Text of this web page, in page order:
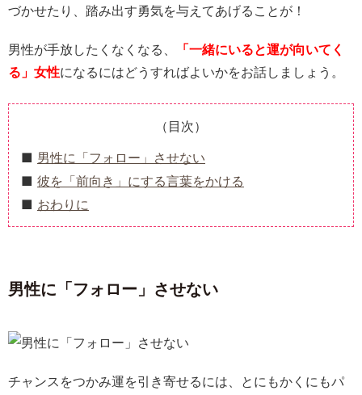
づかせたり、踏み出す勇気を与えてあげることが！
男性が手放したくなくなる、
「一緒にいると運が向いてく
る」女性になるにはどうすればよいかをお話しましょう。
（目次）
男性に「フォロー」させない
彼を「前向き」にする言葉をかける
おわりに
男性に「フォロー」させない
チャンスをつかみ運を引き寄せるには、とにもかくにもパ